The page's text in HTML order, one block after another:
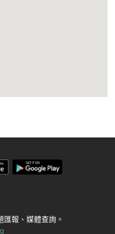
報、媒體查詢。